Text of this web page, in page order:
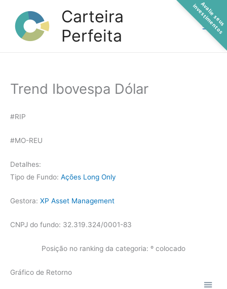
conteúdo
Carteira
Perfeita
Trend Ibovespa Dólar
#RIP
#MO-REU
Detalhes:
Tipo de Fundo: Ações Long Only
Gestora: XP Asset Management
CNPJ do fundo: 32.319.324/0001-83
Posição no ranking da categoria: º colocado
Gráfico de Retorno
A
v
a
l
i
e
s
e
u
s
i
n
v
e
s
t
i
m
e
n
t
o
s